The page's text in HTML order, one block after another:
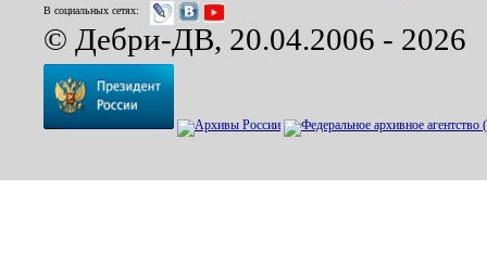
В социальных сетях:
© Дебри-ДВ, 20.04.2006 - 2026